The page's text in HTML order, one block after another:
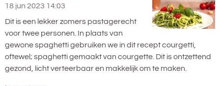
18 jun 2023 14:03
Dit is een lekker zomers pastagerecht
voor twee personen. In plaats van
gewone spaghetti gebruiken we in dit recept courgetti,
oftewel; spaghetti gemaakt van courgette. Dit is ontzettend
gezond, licht verteerbaar en makkelijk om te maken.